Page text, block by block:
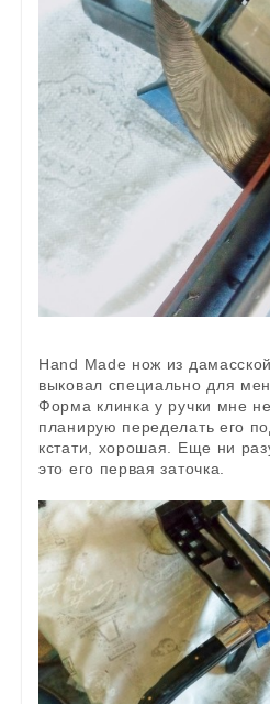
Нand Made нож из
выковал специально для
Форма клинка у ручки мне
планирую переделать его
кстати, хорошая. Еще ни
это его первая заточка.